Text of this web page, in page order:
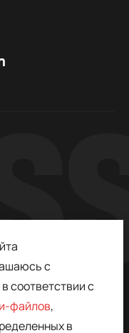
с
соответствии с
файлов,
в